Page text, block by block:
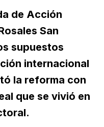
de Acción
San
supuestos
internacional
la reforma con
que se vivió en